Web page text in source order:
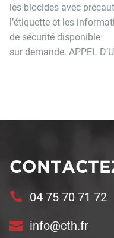
les biocides avec
l’étiquette et les
de sécurité disponible
sur demande. APPEL
04 75 70 71 72
info@cth.fr